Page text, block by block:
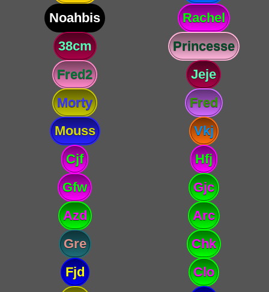
Noahbis
Rachel
38cm
Princesse
Fred2
Jeje
Morty
Fred
Mouss
Vkj
Cjf
Hfj
Gfw
Gjc
Azd
Arc
Gre
Chk
Fjd
Clo